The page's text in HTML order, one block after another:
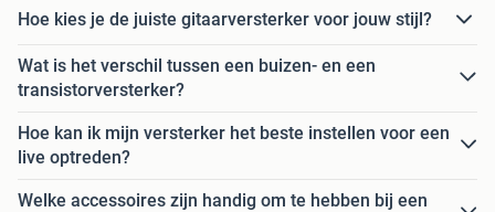
Hoe kies je de juiste gitaarversterker voor jouw stijl?
Wat is het verschil tussen een buizen- en een
transistorversterker?
Hoe kan ik mijn versterker het beste instellen voor een
live optreden?
Welke accessoires zijn handig om te hebben bij een